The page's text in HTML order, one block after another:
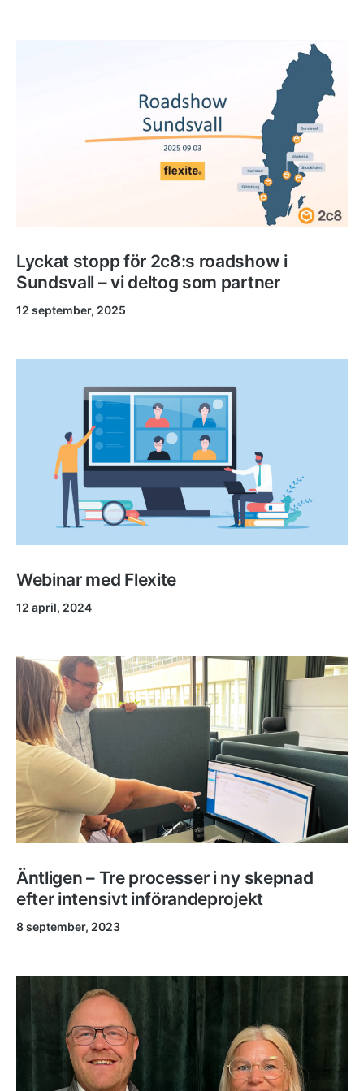
Lyckat stopp för 2c8:s roadshow i
Sundsvall – vi deltog som partner
12 september, 2025
Webinar med Flexite
12 april, 2024
Äntligen – Tre processer i ny skepnad
efter intensivt införandeprojekt
8 september, 2023